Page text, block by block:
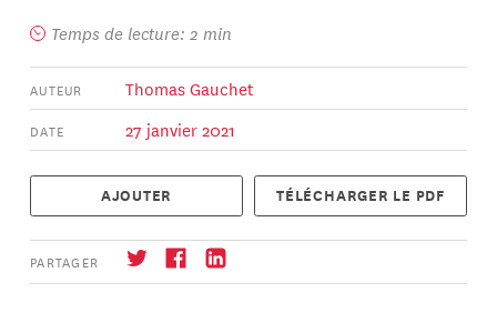
Temps de lecture: 2 min
AUTEUR Thomas Gauchet
DATE 27 janvier 2021
AJOUTER TÉLÉCHARGER LE PDF
PARTAGER